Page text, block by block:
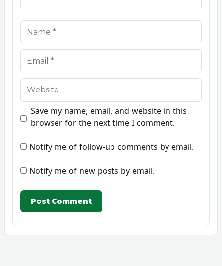
Name
Email
Website
Save my name, email, and website in this
browser for the next time I comment.
Notify me of follow-up comments by email.
Notify me of new posts by email.